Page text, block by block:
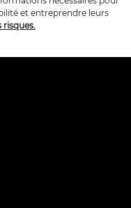
et entreprendre leurs
risques.